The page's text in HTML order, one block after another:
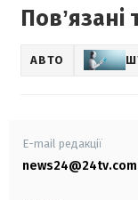
Повʼязані
АВТО
E-mail редакції